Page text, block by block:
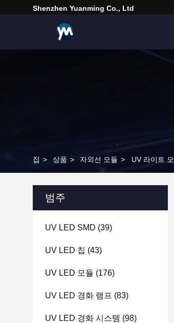
Shenzhen Yuanming Co., Ltd
집 > 상품 > 자외선 모듈 > UV 라이트
범주
UV LED SMD (39)
UV LED 칩 (43)
UV LED 모듈 (176)
UV LED 경화 램프 (83)
UV LED 경화 시스템 (98)